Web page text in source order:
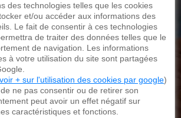
22 81
28 62
de Limoges
des technologies telles que les cookies
et/ou accéder aux informations des
Le fait de consentir à ces technologies
de traiter des données telles que le
de navigation. Les informations
à votre utilisation du site sont partagées
+ sur l'utilisation des cookies par google)
ne pas consentir ou de retirer son
peut avoir un effet négatif sur
caractéristiques et fonctions.